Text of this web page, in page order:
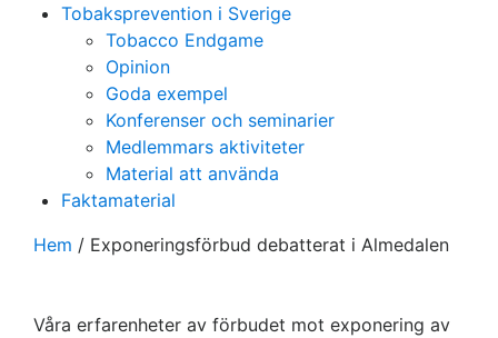
Tobaksprevention i Sverige
Tobacco Endgame
Opinion
Goda exempel
Konferenser och seminarier
Medlemmars aktiviteter
Material att använda
Faktamaterial
Hem / Exponeringsförbud debatterat i Almedalen
Våra erfarenheter av förbudet mot exponering av